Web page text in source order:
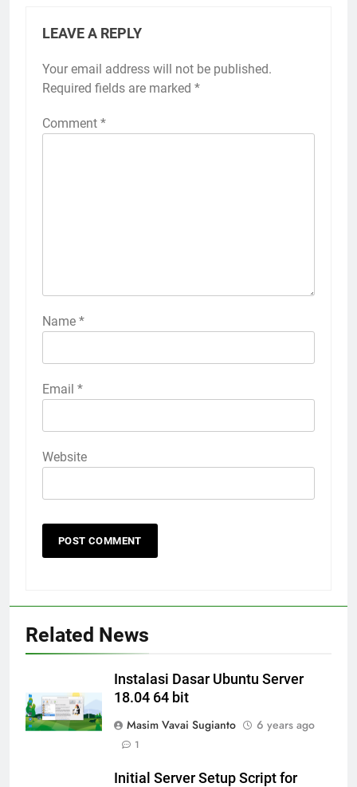
LEAVE A REPLY
Your email address will not be published.
Required fields are marked *
Comment *
Name *
Email *
Website
Related News
Instalasi Dasar Ubuntu Server
18.04 64 bit
Masim Vavai Sugianto
6 years ago
1
Initial Server Setup Script for